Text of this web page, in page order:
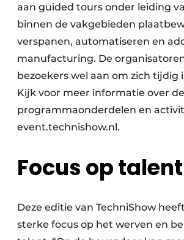
aan guided tours onder leiding
binnen de vakgebieden
verspanen, automatiseren en
manufacturing. De
bezoekers wel aan om zich tijdig
Kijk voor meer informatie over
programmaonderdelen en
event.technishow.nl.
Focus op talent
Deze editie van TechniShow
sterke focus op het werven en